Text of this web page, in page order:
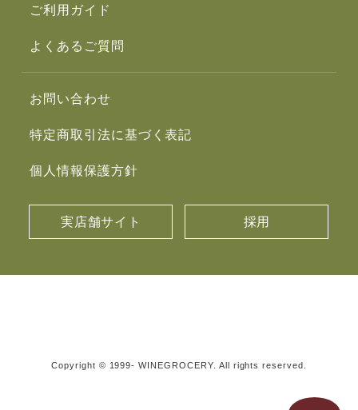
ご利用ガイド
よくあるご質問
お問い合わせ
特定商取引法に基づく表記
個人情報保護方針
実店舗サイト 採用
Copyright © 1999- WINEGROCERY. All rights reserved.